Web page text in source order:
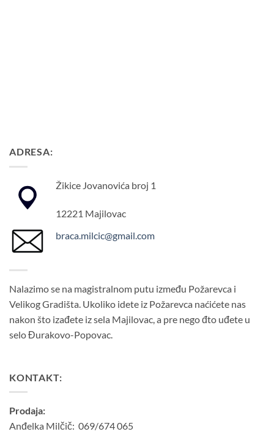
ADRESA:
Žikice Jovanovića broj 1
12221 Majilovac
braca.milcic@gmail.com
Nalazimo se na magistralnom putu između Požarevca i
Velikog Gradišta. Ukoliko idete iz Požarevca naćićete nas
nakon što izađete iz sela Majilovac, a pre nego đto uđete u
selo Đurakovo-Popovac.
KONTAKT:
Prodaja:
Anđelka Milčič: 069/674 065